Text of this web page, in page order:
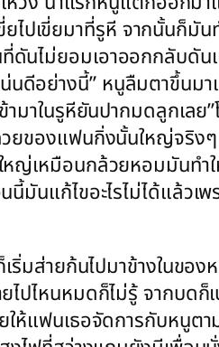
ไปเขี่ยมาที่รูหี จากนั้นก็มั
ดันไม่ยอมเอาออกกลับดัน
นดีอย่างนี้” หนูลืมตาขึ้นม
มาในรูหียันปากมดลูกเล
ของแฟนกิ่งนั้นใหญ่จริง
ญ่เหมือนกล้วยหอมมันทำ
แก้ไขอะไรไม่ได้แล้วเพร
มส่ายก้นไปมาข้างในของ
ไหนหมดก็ไม่รู้ จากบดก็
ห้แฟนเธอจัดการกับหนูตา